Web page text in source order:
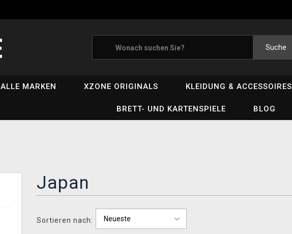
Suche
ALLE MARKEN XZONE ORIGINALS KLEIDUNG & ACCESSOIRES
BRETT- UND KARTENSPIELE BLOG
Japan
Sortieren nach: